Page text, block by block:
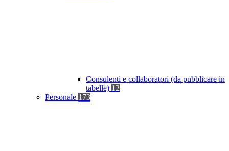
Consulenti e collaboratori (da pubblicare in
tabelle) 12
Personale 173